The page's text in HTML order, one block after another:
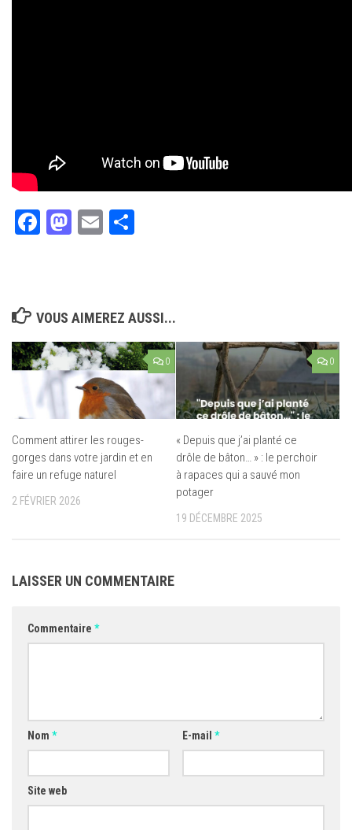
Facebook
Mastodon
Email
VOUS AIMEREZ AUSSI...
0
Comment attirer les rouges-
gorges dans votre jardin et en
faire un refuge naturel
2 FÉVRIER 2026
0
« Depuis que j’ai planté ce
drôle de bâton… » : le perchoir
à rapaces qui a sauvé mon
potager
19 DÉCEMBRE 2025
LAISSER UN COMMENTAIRE
Commentaire *
Nom * E-mail *
Site web